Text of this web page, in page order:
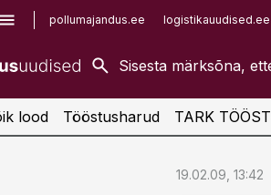
pollumajandus.ee logistikauudised.ee
imelineajalugu.ee
lood Tööstusharud TARK
19.02.09, 13:42